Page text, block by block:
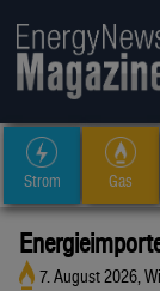
Strom Gas
7. August 2026,